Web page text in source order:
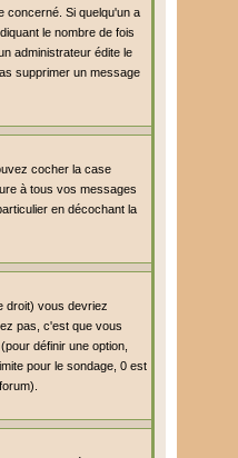
concerné. Si quelqu'un a
le nombre de fois
administrateur édite le
supprimer un message
cocher la case
à tous vos messages
en décochant la
droit) vous devriez
pas, c'est que vous
définir une option,
pour le sondage, 0 est